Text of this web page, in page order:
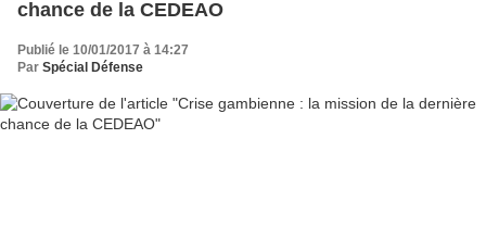
chance de la CEDEAO
Publié le 10/01/2017 à 14:27
Par Spécial Défense